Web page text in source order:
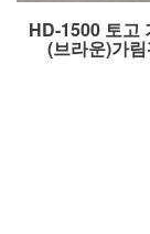
HD-1500 토고
(브라운)가